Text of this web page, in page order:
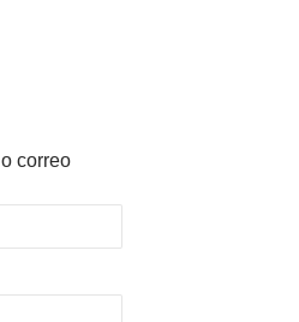
correo